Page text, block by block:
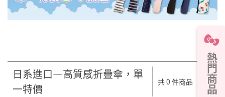
熱門商品
日系進口—高質感折疊傘，單
一特價
共 0 件商品